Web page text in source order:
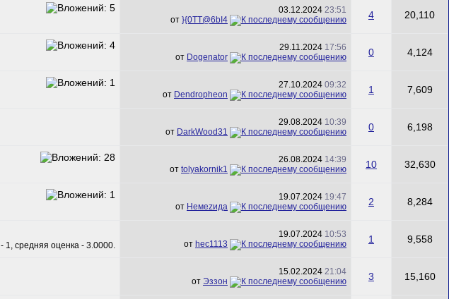
03.12.2024 23:51
от }{0TT@6bI4 4 20,110
29.11.2024 17:56
от Dogenator 0 4,124
27.10.2024 09:32
от Dendropheon 1 7,609
29.08.2024 10:39
от DarkWood31 0 6,198
26.08.2024 14:39
от tolyakornik1 10 32,630
19.07.2024 19:47
от Немеzида 2 8,284
19.07.2024 10:53
от hec1113 1 9,558
15.02.2024 21:04
от Эззон 3 15,160